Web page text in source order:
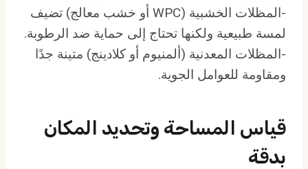
-المظلات الخشبية (WPC أو خشب معالج) تضيف
لمسة طبيعية ولكنها تحتاج إلى حماية ضد الرطوبة.
-المظلات المعدنية (ألمنيوم أو كلادينج) متينة جدًا
ومقاومة للعوامل الجوية.
قياس المساحة وتحديد المكان
بدقة